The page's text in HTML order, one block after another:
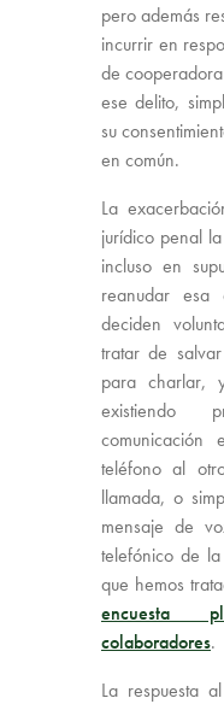
pero además
incurrir en
de
ese delito,
su
en común.
La
jurídico penal
incluso en
reanudar esa
deciden
tratar de
para charlar,
existiendo
teléfono al
llamada, o
mensaje de
telefónico de
que hemos
encuesta
colaboradores.
La respuesta